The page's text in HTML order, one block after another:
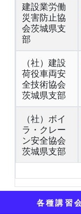
建設業労働
災害防止協
会茨城県支
部
（社）建設
荷役車両安
全技術協会
茨城県支部
（社）ボイ
ラ・クレー
ン安全協会
茨城県支部
各種講習